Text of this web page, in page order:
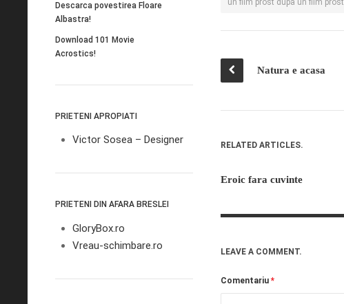
Descarca povestirea Floare
Albastra!
Download 101 Movie
Acrostics!
PRIETENI APROPIATI
Victor Sosea – Designer
PRIETENI DIN AFARA BRESLEI
GloryBox.ro
Vreau-schimbare.ro
un film prost dupa un film prost
Natura e acasa
RELATED ARTICLES.
Eroic fara cuvinte
LEAVE A COMMENT.
Comentariu *